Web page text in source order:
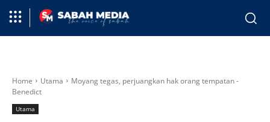
Home Utama
Moyang tegas, perjuangkan hak orang tempatan -
Benedict
Utama